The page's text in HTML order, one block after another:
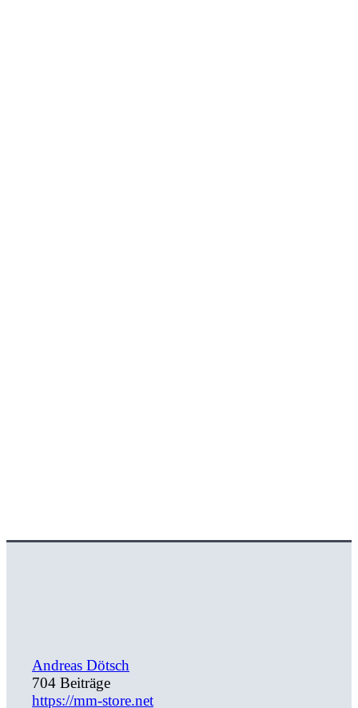
Andreas Dötsch
704 Beiträge
https://mm-store.net